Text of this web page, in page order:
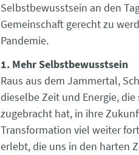
Selbstbewusstsein an den
Gemeinschaft gerecht zu
Pandemie.
1. Mehr Selbstbewusstsein
Raus aus dem Jammertal,
dieselbe Zeit und Energie,
zugebracht hat, in ihre
Transformation viel weiter
erlebt, die uns in den harten